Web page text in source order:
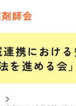
連携におけ
を進める会